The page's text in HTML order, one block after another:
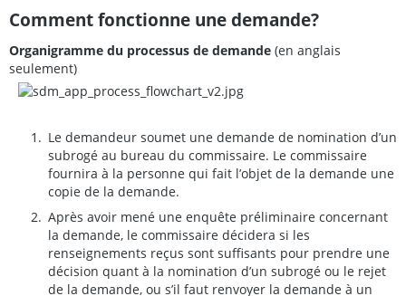
Comment fonctionne une demande?
Organigramme du processus de demande (en anglais
seulement)
Le demandeur soumet une demande de nomination d’un
subrogé au bureau du commissaire. Le commissaire
fournira à la personne qui fait l’objet de la demande une
copie de la demande.
Après avoir mené une enquête préliminaire concernant
la demande, le commissaire décidera si les
renseignements reçus sont suffisants pour prendre une
décision quant à la nomination d’un subrogé ou le rejet
de la demande, ou s’il faut renvoyer la demande à un